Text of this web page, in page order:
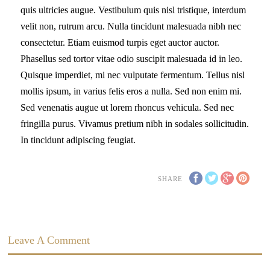
quis ultricies augue. Vestibulum quis nisl tristique, interdum
velit non, rutrum arcu. Nulla tincidunt malesuada nibh nec
consectetur. Etiam euismod turpis eget auctor auctor.
Phasellus sed tortor vitae odio suscipit malesuada id in leo.
Quisque imperdiet, mi nec vulputate fermentum. Tellus nisl
mollis ipsum, in varius felis eros a nulla. Sed non enim mi.
Sed venenatis augue ut lorem rhoncus vehicula. Sed nec
fringilla purus. Vivamus pretium nibh in sodales sollicitudin.
In tincidunt adipiscing feugiat.
SHARE
Leave A Comment